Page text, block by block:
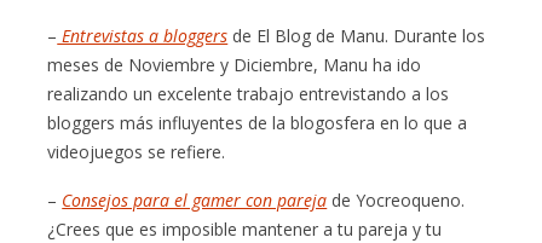
– Entrevistas a bloggers de El Blog de Manu. Durante los
meses de Noviembre y Diciembre, Manu ha ido
realizando un excelente trabajo entrevistando a los
bloggers más influyentes de la blogosfera en lo que a
videojuegos se refiere.
– Consejos para el gamer con pareja de Yocreoqueno.
¿Crees que es imposible mantener a tu pareja y tu